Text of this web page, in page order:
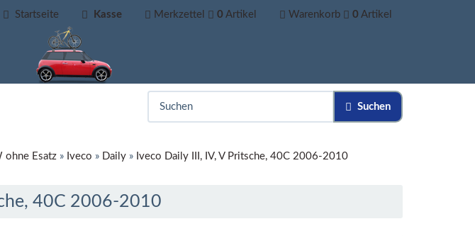
Startseite Kasse Merkzettel 0 Artikel Warenkorb 0 Artikel
Suchen
ohne Esatz» Iveco » Daily» Iveco Daily III, IV, V Pritsche, 40C 2006-2010
40C 2006-2010